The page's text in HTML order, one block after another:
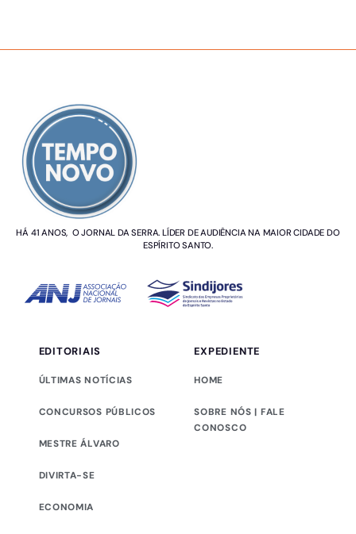
HÁ 41 ANOS, O JORNAL DA SERRA. LÍDER DE AUDIÊNCIA NA MAIOR CIDADE DO
ESPÍRITO SANTO.
EDITORIAIS
ÚLTIMAS NOTÍCIAS
CONCURSOS PÚBLICOS
MESTRE ÁLVARO
DIVIRTA-SE
ECONOMIA
EXPEDIENTE
HOME
SOBRE NÓS | FALE
CONOSCO